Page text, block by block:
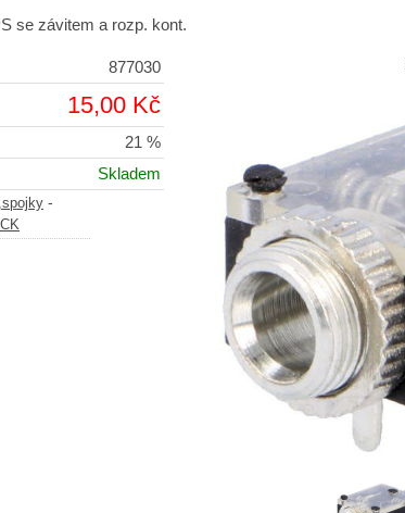
se závitem a rozp. kont.
877030
15,00 Kč
21 %
Skladem
-